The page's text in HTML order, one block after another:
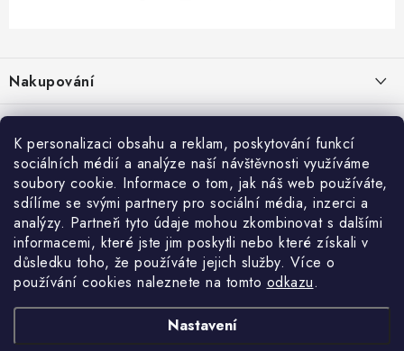
K personalizaci obsahu a reklam, poskytování funkcí
sociálních médií a analýze naší návštěvnosti využíváme
soubory cookie. Informace o tom, jak náš web používáte,
sdílíme se svými partnery pro sociální média, inzerci a
analýzy. Partneři tyto údaje mohou zkombinovat s dalšími
informacemi, které jste jim poskytli nebo které získali v
důsledku toho, že používáte jejich služby. Více o
používání cookies naleznete na tomto odkazu.
Nastavení
p
a
Nakupování
Jak nakupovat
Obchodní podmínky
Doprava a platba
Cookies
Ochrana osobních údajú
Jak funguje Zásilkovna?
Reklamace / vrácení zboží
Použití Dárkové poukázky
O nás
Kontakty
Příběh Profigaráže
Showroom Prešov
Služby
Velkoobchod Profigaráž.sk Zboží.cz Heureka.cz